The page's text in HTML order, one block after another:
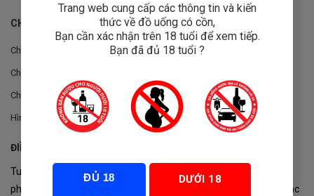
CHÍNH SÁCH
Chính sách chung
Chính sách đổi trả
Chính sách mua hàng
Hình thức thanh toán
ĐIỀU KHOẢN VÀ CHÍNH SÁCH
Tuân thủ Nghị định 105/2017/NĐ-CP ngày 14/9/2017 của Chính
phủ về sản xuất, kinh doanh rượu. Tuân thủ Luật “phòng chống tác
Trang web cung cấp các thông tin và kiến
thức về đồ uống có cồn,
Bạn cần xác nhận trên 18 tuổi để xem tiếp.
Bạn đã đủ 18 tuổi ?
ĐỦ 18
DƯỚI 18